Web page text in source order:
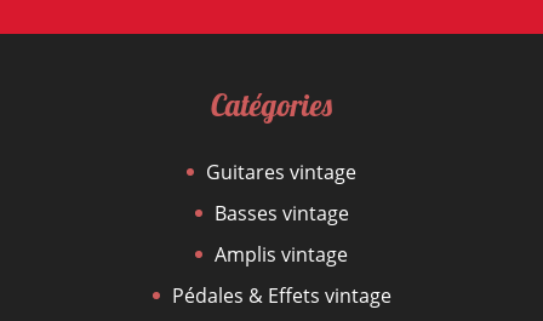
Catégories
Guitares vintage
Basses vintage
Amplis vintage
Pédales & Effets vintage